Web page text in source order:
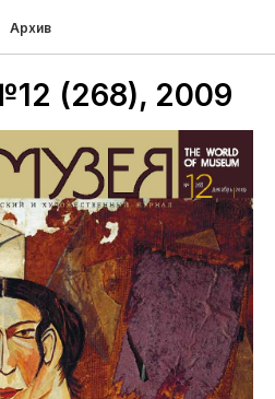
Архив
(268), 2009